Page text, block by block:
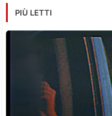
PIÙ LETTI